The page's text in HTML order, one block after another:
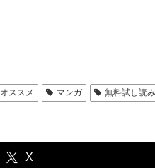
オススメ マンガ 無料試し読み
X